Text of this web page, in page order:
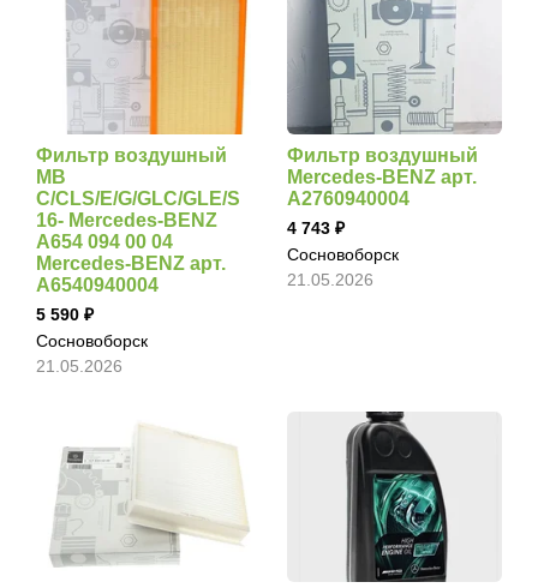
Фильтр воздушный
MB
C/CLS/E/G/GLC/GLE/S
16- Mercedes-BENZ
A654 094 00 04
Mercedes-BENZ арт.
A6540940004
5 590
Сосновоборск
21.05.2026
Фильтр воздушный
Mercedes-BENZ арт.
A2760940004
4 743
Сосновоборск
21.05.2026